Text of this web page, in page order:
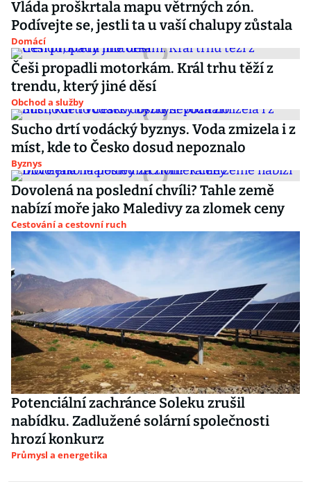
Vláda proškrtala mapu větrných zón.
Podívejte se, jestli ta u vaší chalupy zůstala
Domácí
Češi propadli motorkám. Král trhu těží z
trendu, který jiné děsí
Obchod a služby
Sucho drtí vodácký byznys. Voda zmizela i z
míst, kde to Česko dosud nepoznalo
Byznys
Dovolená na poslední chvíli? Tahle země
nabízí moře jako Maledivy za zlomek ceny
Cestování a cestovní ruch
Potenciální zachránce Soleku zrušil
nabídku. Zadlužené solární společnosti
hrozí konkurz
Průmysl a energetika